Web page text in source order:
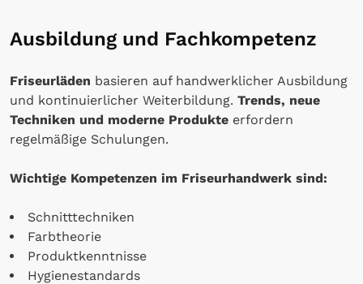
Ausbildung und Fachkompetenz
Friseurläden basieren auf handwerklicher Ausbildung
und kontinuierlicher Weiterbildung. Trends, neue
Techniken und moderne Produkte erfordern
regelmäßige Schulungen.
Wichtige Kompetenzen im Friseurhandwerk sind:
Schnitttechniken
Farbtheorie
Produktkenntnisse
Hygienestandards